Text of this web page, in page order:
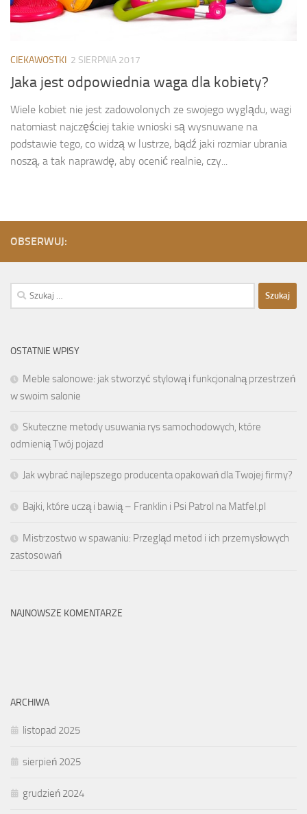
CIEKAWOSTKI 2 SIERPNIA 2017
Jaka jest odpowiednia waga dla kobiety?
Wiele kobiet nie jest zadowolonych ze swojego wyglądu, wagi
natomiast najczęściej takie wnioski są wysnuwane na
podstawie tego, co widzą w lustrze, bądź jaki rozmiar ubrania
noszą, a tak naprawdę, aby ocenić realnie, czy...
OBSERWUJ:
Szukaj:
OSTATNIE WPISY
Meble salonowe: jak stworzyć stylową i funkcjonalną przestrzeń
w swoim salonie
Skuteczne metody usuwania rys samochodowych, które
odmienią Twój pojazd
Jak wybrać najlepszego producenta opakowań dla Twojej firmy?
Bajki, które uczą i bawią – Franklin i Psi Patrol na Matfel.pl
Mistrzostwo w spawaniu: Przegląd metod i ich przemysłowych
zastosowań
NAJNOWSZE KOMENTARZE
ARCHIWA
listopad 2025
sierpień 2025
grudzień 2024